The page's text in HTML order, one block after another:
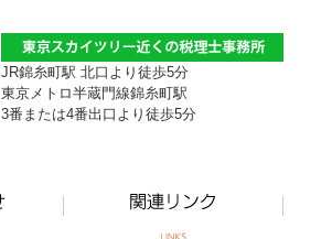
JR錦糸町駅 北口より徒歩5分
東京メトロ半蔵門線錦糸町駅
3番または4番出口より徒歩5分